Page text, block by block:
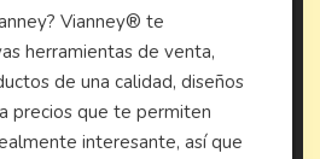
Vianney® te
herramientas de venta,
de una calidad, diseños
precios que te permiten
interesante, así que